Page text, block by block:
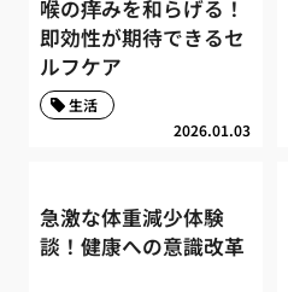
喉の痒みを和らげる！
即効性が期待できるセ
ルフケア
2026.01.03
生活
急激な体重減少体験
談！健康への意識改革